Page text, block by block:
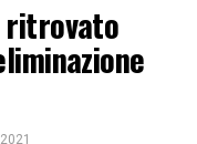
ritrovato